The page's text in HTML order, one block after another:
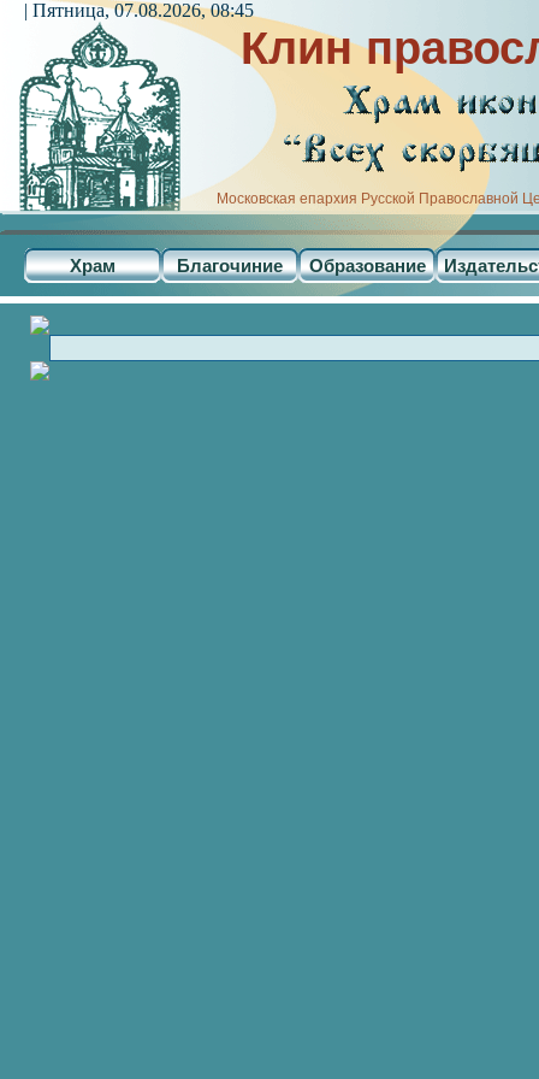
Клин
Московская епархия Русской Православной
Храм Благочиние Образование
| Пятница, 07.08.2026, 08:45